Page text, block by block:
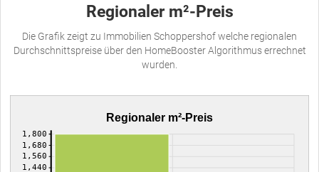
Regionaler m²-Preis
Die Grafik zeigt zu Immobilien Schoppershof welche regionalen
Durchschnittspreise über den HomeBooster Algorithmus errechnet
wurden.
Regionaler m²-Preis
1,440
1,560
1,680
1,800